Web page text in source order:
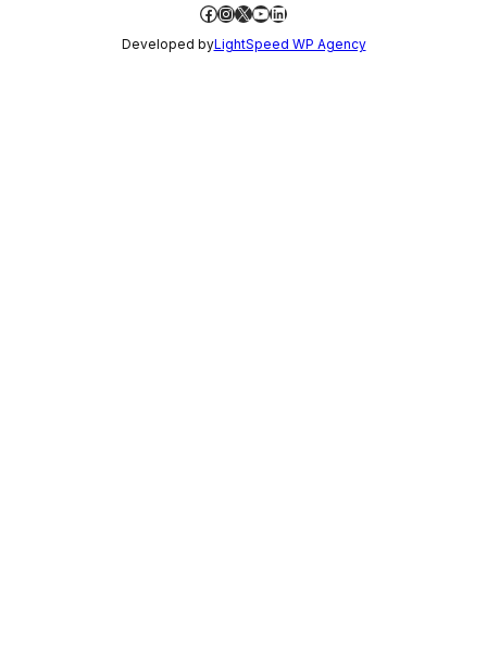
Facebook
Instagram
X YouTube
LinkedIn
Developed byLightSpeed WP Agency